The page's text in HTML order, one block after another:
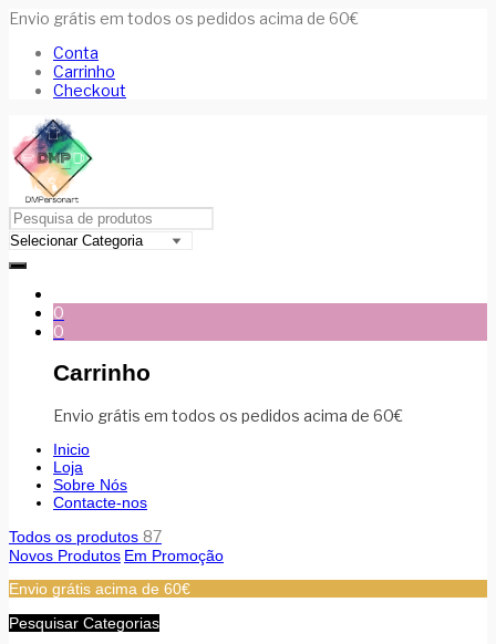
Envio grátis em todos os pedidos acima de 60€
Conta
Carrinho
Checkout
0
0
Carrinho
Envio grátis em todos os pedidos acima de 60€
Inicio
Loja
Sobre Nós
Contacte-nos
Todos os produtos 87
Novos Produtos Em Promoção
Envio grátis acima de 60€
Pesquisar Categorias